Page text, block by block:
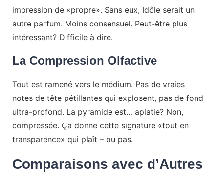
impression de «propre». Sans eux, Idôle serait un
autre parfum. Moins consensuel. Peut-être plus
intéressant? Difficile à dire.
La Compression Olfactive
Tout est ramené vers le médium. Pas de vraies
notes de tête pétillantes qui explosent, pas de fond
ultra-profond. La pyramide est… aplatie? Non,
compressée. Ça donne cette signature «tout en
transparence» qui plaît – ou pas.
Comparaisons avec d’Autres